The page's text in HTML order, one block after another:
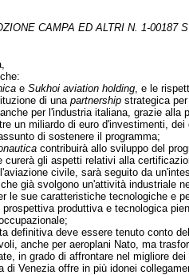
CAMPA ED ALTRI N. 1-00187
e Sukhoi aviation holding, e le
di una partnershipstrategica per
per l'industria italiana, grazie alla
un miliardo di euro d'investimenti,
di sostenere il programma;
contribuirà allo sviluppo del
curerà gli aspetti relativi alla
civile, sarà seguito da
già svolgono un'attività industriale
le sue caratteristiche tecnologiche e
prospettiva produttiva e tecnologica
definitiva deve essere tenuto conto
anche per aeroplani Nato, ma
in grado di affrontare nel migliore
di Venezia offre in più idonei